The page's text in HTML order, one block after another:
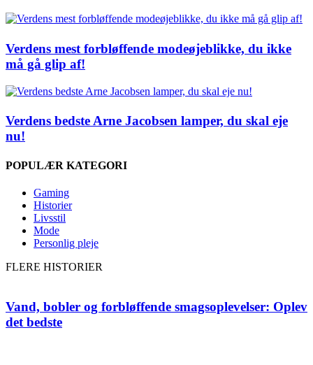
Verdens mest forbløffende modeøjeblikke, du ikke
må gå glip af!
Verdens bedste Arne Jacobsen lamper, du skal eje
nu!
POPULÆR KATEGORI
Gaming
Historier
Livsstil
Mode
Personlig pleje
FLERE HISTORIER
Vand, bobler og forbløffende smagsoplevelser: Oplev
det bedste